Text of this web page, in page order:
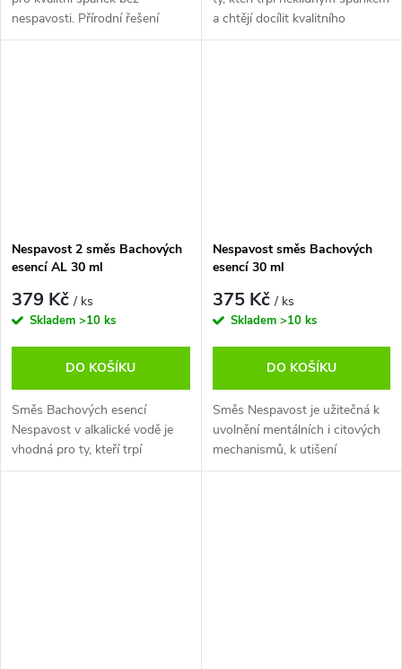
nespavosti. Přírodní řešení
podle Dr. Bacha s pozitivními
a chtějí docílit kvalitního
spánku. Když vás trápí
Nespavost 2 směs Bachových
esencí AL 30 ml
379 Kč/ ks
Skladem >10 ks
DO KOŠÍKU
Směs Bachových esencí
Nespavost v alkalické vodě je
vhodná pro ty, kteří trpí
neklidným spánkem a chtějí
Nespavost směs Bachových
esencí 30 ml
375 Kč/ ks
Skladem >10 ks
DO KOŠÍKU
Směs Nespavost je užitečná k
uvolnění mentálních i citových
mechanismů, k utišení
jakéhokoliv psychického